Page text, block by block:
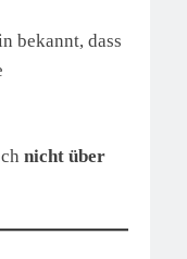
bekannt, dass
nicht über